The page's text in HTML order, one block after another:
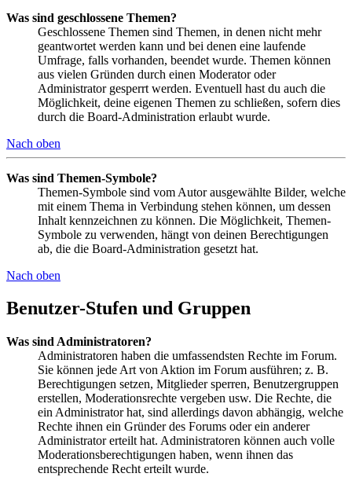
Was sind geschlossene Themen?
Geschlossene Themen sind Themen, in denen nicht mehr
geantwortet werden kann und bei denen eine laufende
Umfrage, falls vorhanden, beendet wurde. Themen können
aus vielen Gründen durch einen Moderator oder
Administrator gesperrt werden. Eventuell hast du auch die
Möglichkeit, deine eigenen Themen zu schließen, sofern dies
durch die Board-Administration erlaubt wurde.
Nach oben
Was sind Themen-Symbole?
Themen-Symbole sind vom Autor ausgewählte Bilder, welche
mit einem Thema in Verbindung stehen können, um dessen
Inhalt kennzeichnen zu können. Die Möglichkeit, Themen-
Symbole zu verwenden, hängt von deinen Berechtigungen
ab, die die Board-Administration gesetzt hat.
Nach oben
Benutzer-Stufen und Gruppen
Was sind Administratoren?
Administratoren haben die umfassendsten Rechte im Forum.
Sie können jede Art von Aktion im Forum ausführen; z. B.
Berechtigungen setzen, Mitglieder sperren, Benutzergruppen
erstellen, Moderationsrechte vergeben usw. Die Rechte, die
ein Administrator hat, sind allerdings davon abhängig, welche
Rechte ihnen ein Gründer des Forums oder ein anderer
Administrator erteilt hat. Administratoren können auch volle
Moderationsberechtigungen haben, wenn ihnen das
entsprechende Recht erteilt wurde.